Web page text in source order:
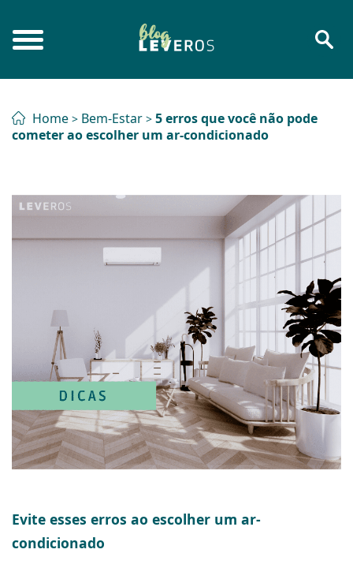
Home > Bem-Estar > 5 erros que você não pode
cometer ao escolher um ar-condicionado
Evite esses erros ao escolher um ar-
condicionado